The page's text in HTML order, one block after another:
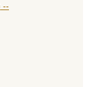
--